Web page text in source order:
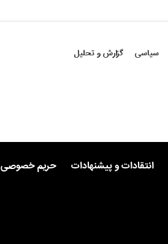
سیاسی گزارش و تحلیل
انتقادات و پیشنهادات حریم خصوصی